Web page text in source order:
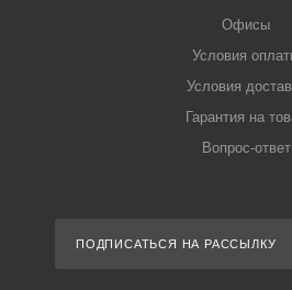
Офисы
Условия
Условия
Гарантия на
Вопрос-ответ
ПОДПИСАТЬСЯ НА РАССЫЛКУ